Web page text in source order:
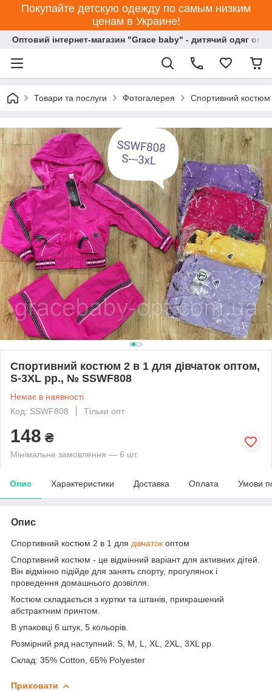
Покупайте детскую одежду по самым низким
ценам в Украине!
Оптовий інтернет-магазин "Grace baby" - дитячий одяг
Товари та послуги Фотогалерея Спортивний
Спортивний костюм 2 в 1 для дівчаток оптом,
S-3XL рр., № SSWF808
Немає в наявності
Код: SSWF808
Тільки опт
148 ₴
Мінімальне замовлення — 6 шт.
Опис Характеристики Доставка Оплата Умови
Опис
Спортивний костюм 2 в 1 для дівчаток оптом
Спортивний костюм - це відмінний варіант для активних дітей.
Він відмінно підійде для занять спорту, прогулянок і
проведення домашнього дозвілля.
Костюм складається з куртки та штанів, прикрашений
абстрактним принтом.
В упаковці 6 штук, 5 кольорів.
Розмірний ряд наступний: S, M, L, XL, 2XL, 3XL рр.
Склад: 35% Cotton, 65% Polyester
Приховати